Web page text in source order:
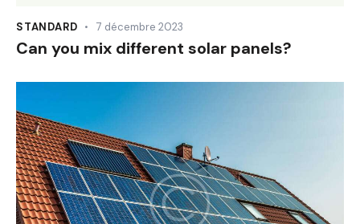
STANDARD 7 décembre 2023
Can you mix different solar panels?